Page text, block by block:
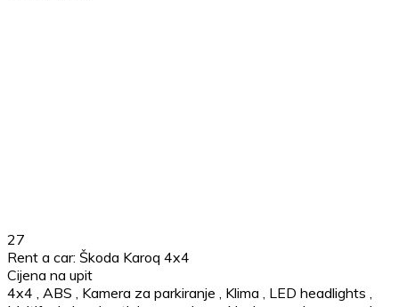
27
Rent a car: Škoda Karoq 4x4
Cijena na upit
4x4
ABS Kamera za parkiranje Klima LED headlights